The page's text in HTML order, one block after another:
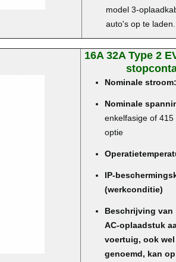
model 3-
auto's op te laden.
16A 32A Type 2
Nominale
Nominale
enkelfasige of
optie
IP-
(werkconditie)
Beschrijving
AC-oplaadstuk
voertuig, ook
genoemd, kan